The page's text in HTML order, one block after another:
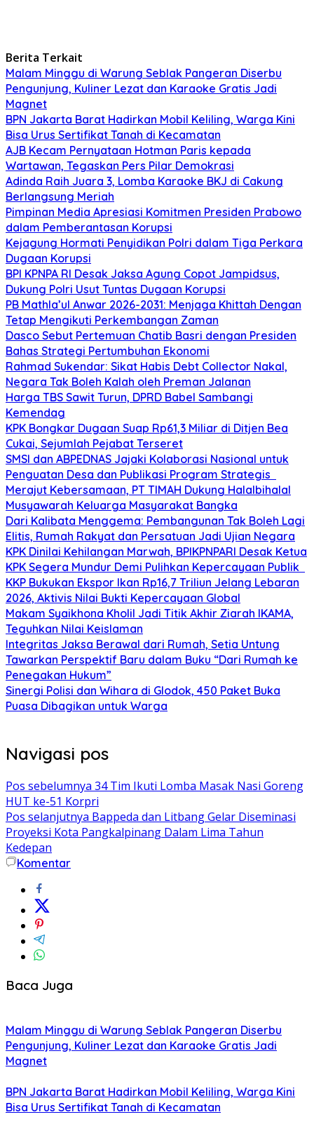
Berita Terkait
Malam Minggu di Warung Seblak Pangeran Diserbu
Pengunjung, Kuliner Lezat dan Karaoke Gratis Jadi
Magnet
BPN Jakarta Barat Hadirkan Mobil Keliling, Warga Kini
Bisa Urus Sertifikat Tanah di Kecamatan
AJB Kecam Pernyataan Hotman Paris kepada
Wartawan, Tegaskan Pers Pilar Demokrasi
Adinda Raih Juara 3, Lomba Karaoke BKJ di Cakung
Berlangsung Meriah
Pimpinan Media Apresiasi Komitmen Presiden Prabowo
dalam Pemberantasan Korupsi
Kejagung Hormati Penyidikan Polri dalam Tiga Perkara
Dugaan Korupsi
BPI KPNPA RI Desak Jaksa Agung Copot Jampidsus,
Dukung Polri Usut Tuntas Dugaan Korupsi
PB Mathla’ul Anwar 2026-2031: Menjaga Khittah Dengan
Tetap Mengikuti Perkembangan Zaman
Dasco Sebut Pertemuan Chatib Basri dengan Presiden
Bahas Strategi Pertumbuhan Ekonomi
Rahmad Sukendar: Sikat Habis Debt Collector Nakal,
Negara Tak Boleh Kalah oleh Preman Jalanan
Harga TBS Sawit Turun, DPRD Babel Sambangi
Kemendag
KPK Bongkar Dugaan Suap Rp61,3 Miliar di Ditjen Bea
Cukai, Sejumlah Pejabat Terseret
SMSI dan ABPEDNAS Jajaki Kolaborasi Nasional untuk
Penguatan Desa dan Publikasi Program Strategis
Merajut Kebersamaan, PT TIMAH Dukung Halalbihalal
Musyawarah Keluarga Masyarakat Bangka
Dari Kalibata Menggema: Pembangunan Tak Boleh Lagi
Elitis, Rumah Rakyat dan Persatuan Jadi Ujian Negara
KPK Dinilai Kehilangan Marwah, BPIKPNPARI Desak Ketua
KPK Segera Mundur Demi Pulihkan Kepercayaan Publik
KKP Bukukan Ekspor Ikan Rp16,7 Triliun Jelang Lebaran
2026, Aktivis Nilai Bukti Kepercayaan Global
Makam Syaikhona Kholil Jadi Titik Akhir Ziarah IKAMA,
Teguhkan Nilai Keislaman
Integritas Jaksa Berawal dari Rumah, Setia Untung
Tawarkan Perspektif Baru dalam Buku “Dari Rumah ke
Penegakan Hukum”
Sinergi Polisi dan Wihara di Glodok, 450 Paket Buka
Puasa Dibagikan untuk Warga
Navigasi pos
Pos sebelumnya 34 Tim Ikuti Lomba Masak Nasi Goreng
HUT ke-51 Korpri
Pos selanjutnya Bappeda dan Litbang Gelar Diseminasi
Proyeksi Kota Pangkalpinang Dalam Lima Tahun
Kedepan
Komentar
Baca Juga
Malam Minggu di Warung Seblak Pangeran Diserbu
Pengunjung, Kuliner Lezat dan Karaoke Gratis Jadi
Magnet
BPN Jakarta Barat Hadirkan Mobil Keliling, Warga Kini
Bisa Urus Sertifikat Tanah di Kecamatan